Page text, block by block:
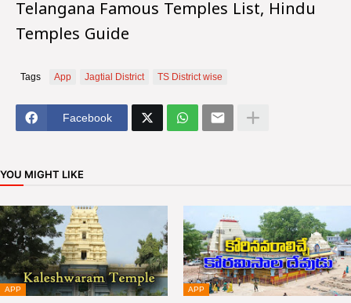
Telangana Famous Temples List, Hindu
Temples Guide
Tags App Jagtial District TS District wise
Facebook
YOU MIGHT LIKE
APP APP